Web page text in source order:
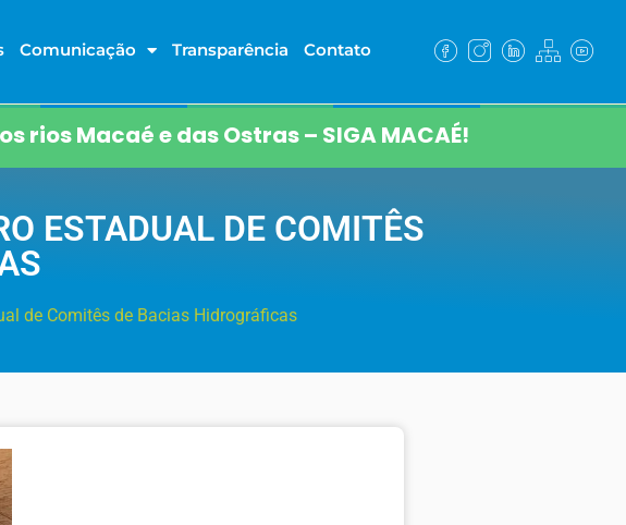
Comunicação Transparência Contato
Macaé e das Ostras – SIGA MACAÉ!
ESTADUAL DE COMITÊS
de Comitês de Bacias Hidrográficas